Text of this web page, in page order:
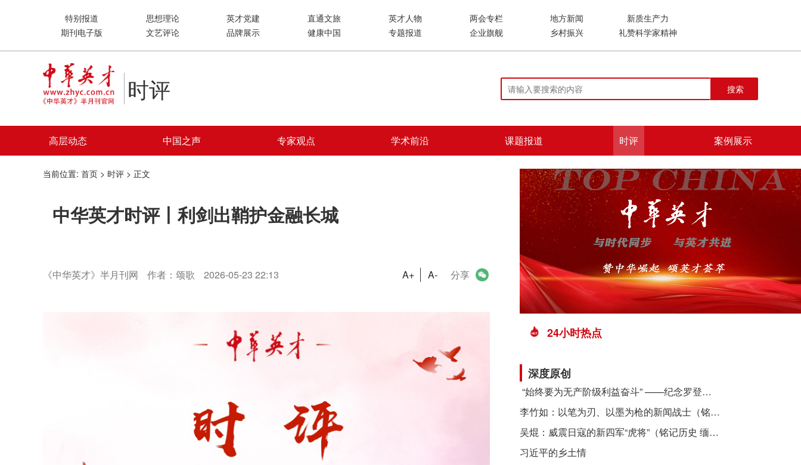
特别报道 思想理论 英才党建 直通文旅 英才人物 两会专栏 地方新闻
新质生产力
期刊电子版
文艺评论 品牌展示 健康中国 专题报道 企业旗舰 乡村振兴 礼赞科学家精神
时评 搜索
高层动态 中国之声 专家观点 学术前沿 课题报道 时评 案例展示
当前位置: 首页 > 时评 > 正文
中华英才时评丨利剑出鞘护金融长城
《中华英才》半月刊网 作者：颂歌 2026-05-23 22:13 A+ A- 分享
24小时热点
深度原创
​ “始终要为无产阶级利益奋斗” ——纪念罗登贤同志诞辰120周年
李竹如：以笔为刃、以墨为枪的新闻战士（铭记历史 缅怀先烈·抗日英雄）
吴焜：威震日寇的新四军“虎将”（铭记历史 缅怀先烈·抗日英雄）
习近平的乡土情